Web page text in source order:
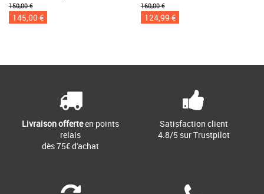
150,00 €
145,00 €
160,00 €
124,99 €
Livraison offerteen points
relais
dès 75€ d'achat
Satisfaction client
4.8/5 sur Trustpilot